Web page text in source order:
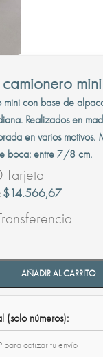
con base de
Realizados en
en varios motivos.
boca: entre 7/8 cm.
Tarjeta
$14.566,67
AÑADIR AL CARRITO
(solo números):